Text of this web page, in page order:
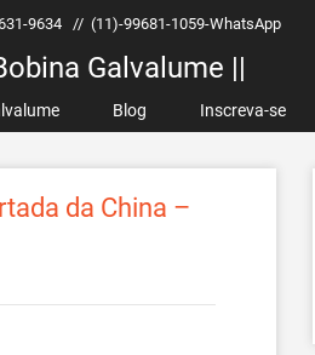
9634 // (11)-99681-1059-WhatsApp
Galvalume ||
Blog Inscreva-se
da China –